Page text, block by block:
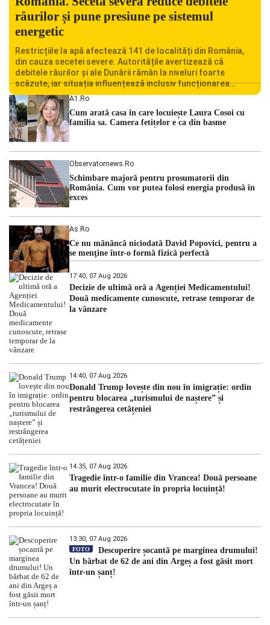
râurilor și pune presiune pe sistemul
energetic
Restricțiile la apă afectează 141 de localități din România,
din cauza secetei severe. Autoritățile avertizează că
debitele râurilor și ale Dunării rămân la niveluri foarte
scăzute, iar situația influențează inclusiv funcționarea
Centralei Nucleare de la Cernavodă. România se confruntă
cu una dintre cele mai dificile perioade din punct de vedere
hidrologic din ultimii ani. Lipsa […]
A1.ro
Cum arată casa în care locuiește Laura Cosoi cu
familia sa. Camera fetițelor e ca din basme
Observatornews.ro
Schimbare majoră pentru prosumatorii din
România. Cum vor putea folosi energia produsă în
exces
As.ro
Ce nu mănâncă niciodată David Popovici, pentru a
se menţine într-o formă fizică perfectă
17:40, 07 Aug 2026
Decizie de ultimă oră a Agenției Medicamentului!
Două medicamente cunoscute, retrase temporar de
la vânzare
14:40, 07 Aug 2026
Donald Trump lovește din nou în imigrație: ordin
pentru blocarea „turismului de naștere” și
restrângerea cetățeniei
14:35, 07 Aug 2026
Tragedie într-o familie din Vrancea! Două persoane
au murit electrocutate în propria locuință!
13:30, 07 Aug 2026
FOTO
Descoperire șocantă pe marginea drumului!
Un bărbat de 62 de ani din Argeș a fost găsit mort
într-un șanț!